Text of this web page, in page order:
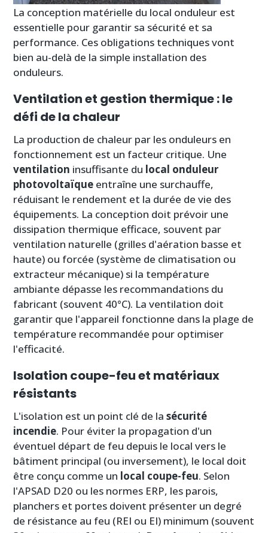
La conception matérielle du local onduleur est
essentielle pour garantir sa sécurité et sa
performance. Ces obligations techniques vont
bien au-delà de la simple installation des
onduleurs.
Ventilation et gestion thermique : le
défi de la chaleur
La production de chaleur par les onduleurs en
fonctionnement est un facteur critique. Une
ventilation insuffisante du local onduleur
photovoltaïque entraîne une surchauffe,
réduisant le rendement et la durée de vie des
équipements. La conception doit prévoir une
dissipation thermique efficace, souvent par
ventilation naturelle (grilles d'aération basse et
haute) ou forcée (système de climatisation ou
extracteur mécanique) si la température
ambiante dépasse les recommandations du
fabricant (souvent 40°C). La ventilation doit
garantir que l'appareil fonctionne dans la plage de
température recommandée pour optimiser
l'efficacité.
Isolation coupe-feu et matériaux
résistants
L'isolation est un point clé de lasécurité
incendie. Pour éviter la propagation d'un
éventuel départ de feu depuis le local vers le
bâtiment principal (ou inversement), le local doit
être conçu comme un local coupe-feu. Selon
l'APSAD D20 ou les normes ERP, les parois,
planchers et portes doivent présenter un degré
de résistance au feu (REI ou EI) minimum (souvent